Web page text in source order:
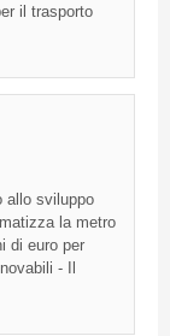
il trasporto
allo sviluppo
la metro
di euro per
- Il